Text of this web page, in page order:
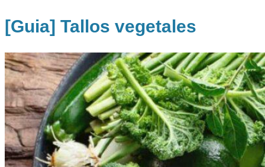
[Guia] Tallos vegetales